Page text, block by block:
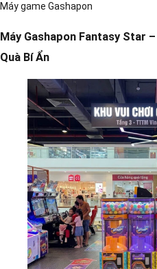
Máy game Gashapon
Máy Gashapon Fantasy Star
Quà Bí Ẩn